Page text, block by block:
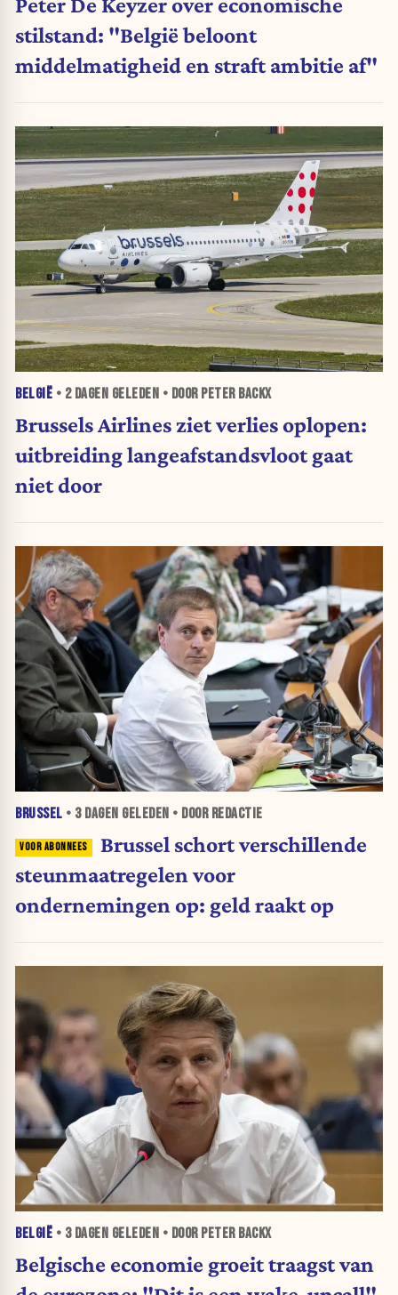
stilstand: "België beloont
middelmatigheid en straft ambitie af"
BELGIË • 2 DAGEN GELEDEN • DOOR PETER BACKX
Brussels Airlines ziet verlies oplopen:
uitbreiding langeafstandsvloot gaat
niet door
BRUSSEL • 3 DAGEN GELEDEN • DOOR REDACTIE
Brussel schort verschillende
steunmaatregelen voor
ondernemingen op: geld raakt op
BELGIË • 3 DAGEN GELEDEN • DOOR PETER BACKX
Belgische economie groeit traagst van